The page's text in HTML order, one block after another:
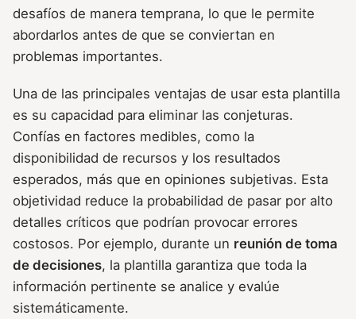
desafíos de manera temprana, lo que le permite
abordarlos antes de que se conviertan en
problemas importantes.
Una de las principales ventajas de usar esta plantilla
es su capacidad para eliminar las conjeturas.
Confías en factores medibles, como la
disponibilidad de recursos y los resultados
esperados, más que en opiniones subjetivas. Esta
objetividad reduce la probabilidad de pasar por alto
detalles críticos que podrían provocar errores
costosos. Por ejemplo, durante un reunión de toma
de decisiones, la plantilla garantiza que toda la
información pertinente se analice y evalúe
sistemáticamente.